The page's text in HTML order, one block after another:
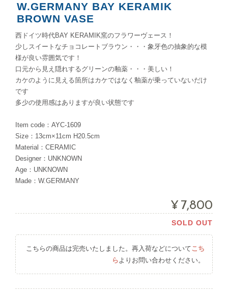
W.GERMANY BAY KERAMIK
BROWN VASE
西ドイツ時代BAY KERAMIK窯のフラワーヴェース！
少しスイートなチョコレートブラウン・・・象牙色の抽象的な模
様が良い雰囲気です！
口元から見え隠れするグリーンの釉薬・・・美しい！
カケのように見える箇所はカケではなく釉薬が乗っていないだけ
です
多少の使用感はありますが良い状態です
Item code：AYC-1609
Size：13cm×11cm H20.5cm
Material：CERAMIC
Designer：UNKNOWN
Age：UNKNOWN
Made：W.GERMANY
¥7,800
SOLD OUT
こちらの商品は完売いたしました。再入荷などについてこち
ら よりお問い合わせください。